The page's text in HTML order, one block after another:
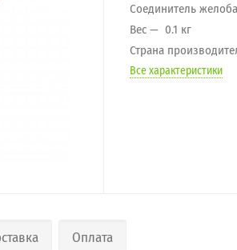
Соединитель желоба
Вес
0.1 кг
Страна
Все характеристики
Оплата